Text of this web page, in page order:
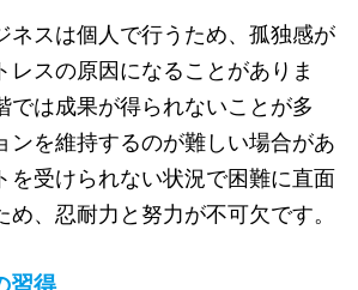
ネスは個人で行うため、孤独感が
レスの原因になることがありま
では成果が得られないことが多
ンを維持するのが難しい場合があ
を受けられない状況で困難に直面
、忍耐力と努力が不可欠です。
習得